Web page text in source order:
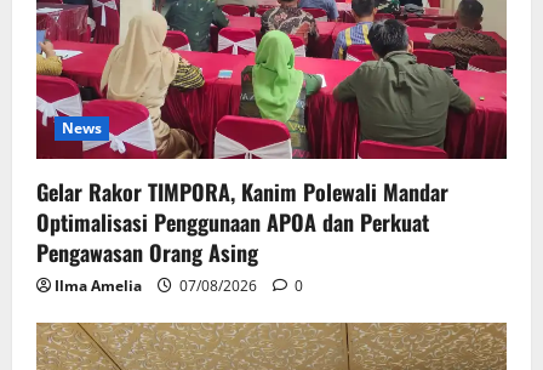
News
Gelar Rakor TIMPORA, Kanim Polewali Mandar
Optimalisasi Penggunaan APOA dan Perkuat
Pengawasan Orang Asing
Ilma Amelia 07/08/2026 0